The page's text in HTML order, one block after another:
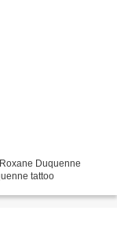
Duquenne
tattoo